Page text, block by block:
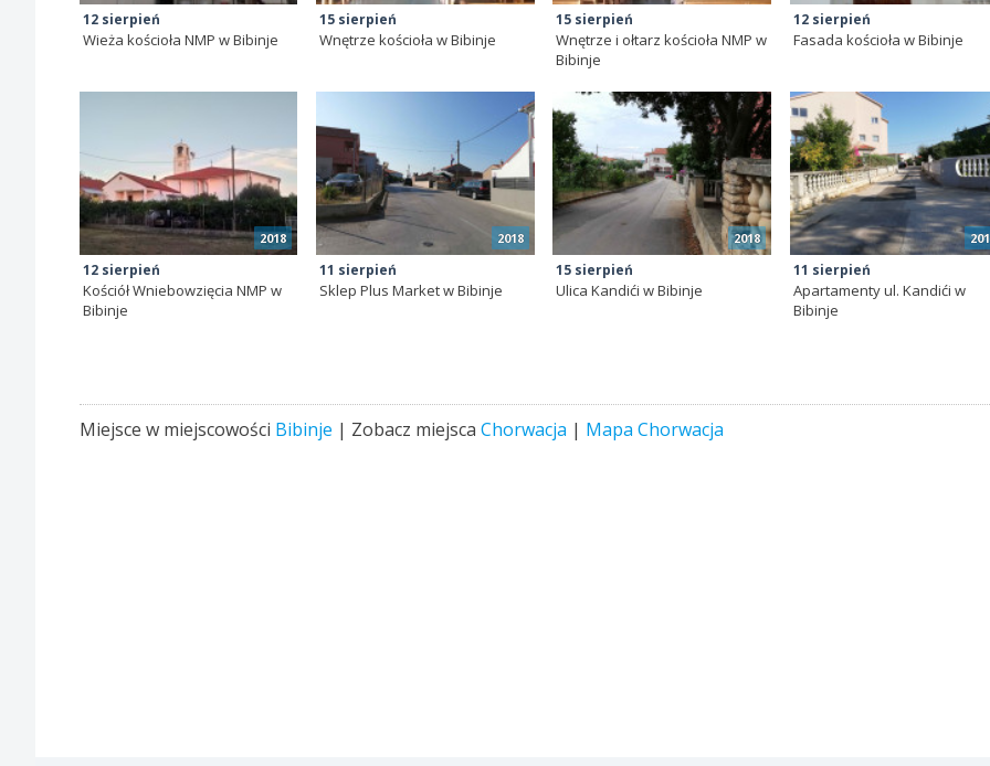
12 sierpień
Wieża kościoła NMP w Bibinje
15 sierpień
Wnętrze kościoła w Bibinje
15 sierpień
Wnętrze i ołtarz kościoła NMP w
Bibinje
12 sierpień
Fasada kościoła w Bibinje
2018
12 sierpień
Kościół Wniebowzięcia NMP w
Bibinje
2018
11 sierpień
Sklep Plus Market w Bibinje
2018
15 sierpień
Ulica Kandići w Bibinje
11 sierpień
Apartamenty ul. Kandići w
Bibinje
Miejsce w miejscowości Bibinje | Zobacz miejsca Chorwacja | Mapa Chorwacja